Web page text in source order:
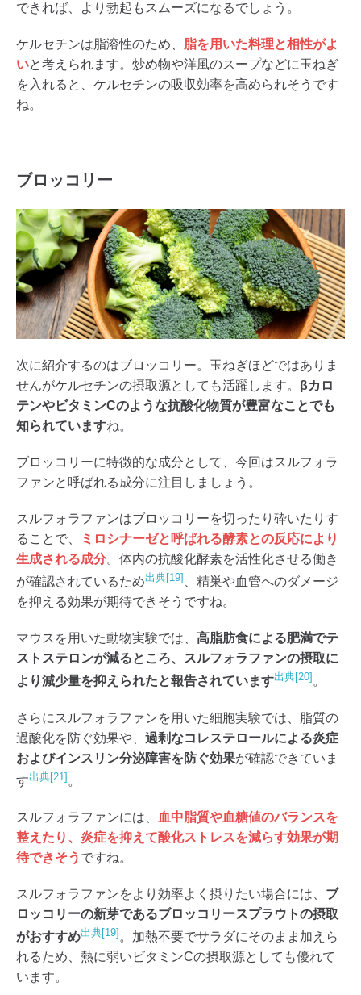
できれば、より勃起もスムーズになるでしょう。
ケルセチンは脂溶性のため、 脂を用いた料理と相性がよ
いと考えられます。炒め物や洋風のスープなどに玉ねぎ
を入れると、ケルセチンの吸収効率を高められそうです
ね。
ブロッコリー
次に紹介するのはブロッコリー。玉ねぎほどではありま
せんがケルセチンの摂取源としても活躍します。 βカロ
テンやビタミンCのような抗酸化物質が豊富なことでも
知られていますね。
ブロッコリーに特徴的な成分として、今回はスルフォラ
ファンと呼ばれる成分に注目しましょう。
スルフォラファンはブロッコリーを切ったり砕いたりす
ることで、
ミロシナーゼと呼ばれる酵素との反応により
生成される成分。体内の抗酸化酵素を活性化させる働き
が確認されているため出典[19] 、精巣や血管へのダメージ
を抑える効果が期待できそうですね。
マウスを用いた動物実験では、 高脂肪食による肥満でテ
ストステロンが減るところ、スルフォラファンの摂取に
より減少量を抑えられたと報告されています出典[20] 。
さらにスルフォラファンを用いた細胞実験では、脂質の
過酸化を防ぐ効果や、 過剰なコレステロールによる炎症
およびインスリン分泌障害を防ぐ効果が確認できていま
す出典[21] 。
スルフォラファンには、
血中脂質や血糖値のバランスを
整えたり、炎症を抑えて酸化ストレスを減らす効果が期
待できそう ですね。
スルフォラファンをより効率よく摂りたい場合には、 ブ
ロッコリーの新芽であるブロッコリースプラウトの摂取
がおすすめ出典[19] 。加熱不要でサラダにそのまま加えら
れるため、熱に弱いビタミンCの摂取源としても優れて
います。